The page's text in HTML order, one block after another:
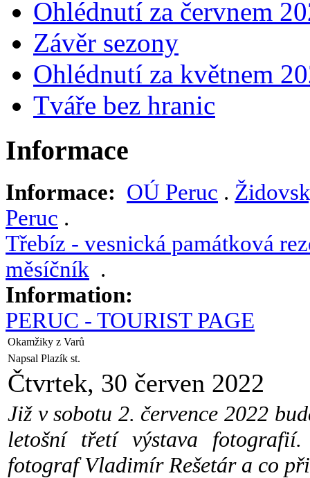
Ohlédnutí za červnem
Závěr sezony
Ohlédnutí za květnem
Tváře bez hranic
Informace
Informace: OÚ Peruc .
Peruc .
Třebíz - vesnická památková
měsíčník .
Information:
PERUC - TOURIST PAGE
Okamžiky z Varů
Napsal Plazík st.
Čtvrtek, 30 červen 2022
Již v sobotu 2. července 2022
letošní třetí výstava
fotograf Vladimír Rešetár a co